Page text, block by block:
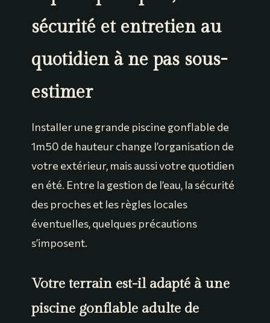
sécurité et entretien au
quotidien à ne pas sous-
estimer
Installer une grande piscine gonflable de
1m50 de hauteur change l’organisation de
votre extérieur, mais aussi votre quotidien
en été. Entre la gestion de l’eau, la sécurité
des proches et les règles locales
éventuelles, quelques précautions
s’imposent.
Votre terrain est-il adapté à une
piscine gonflable adulte de